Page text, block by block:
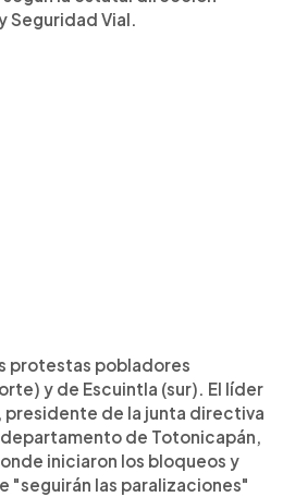
Seguridad Vial.
protestas pobladores
y de Escuintla (sur). El líder
presidente de la junta directiva
de Totonicapán,
iniciaron los bloqueos y
"seguirán las paralizaciones"